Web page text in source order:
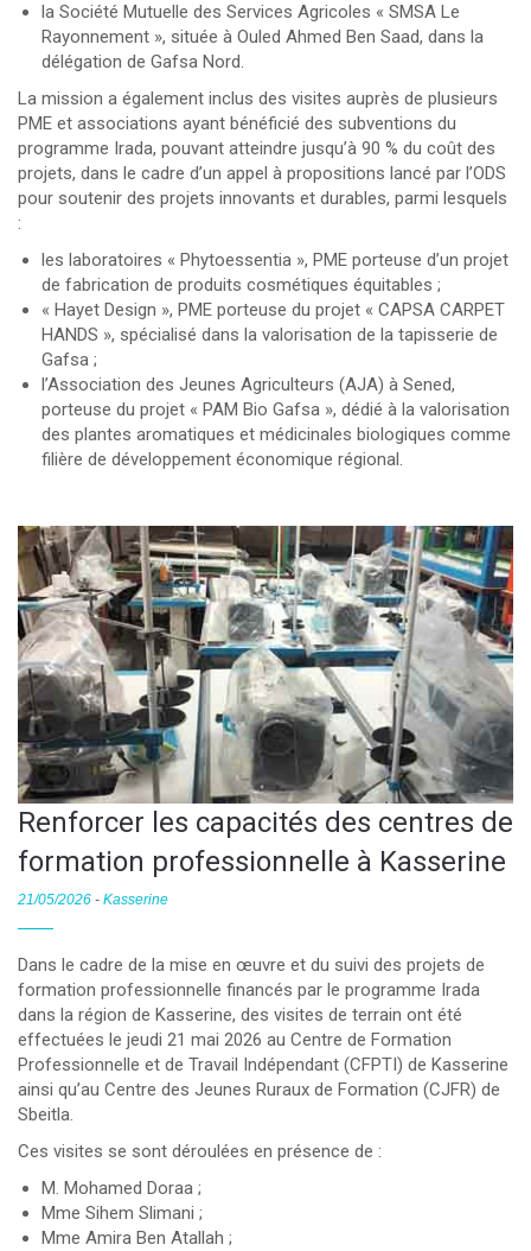
la Société Mutuelle des Services Agricoles « SMSA Le
Rayonnement », située à Ouled Ahmed Ben Saad, dans la
délégation de Gafsa Nord.
La mission a également inclus des visites auprès de plusieurs
PME et associations ayant bénéficié des subventions du
programme Irada, pouvant atteindre jusqu’à 90 % du coût des
projets, dans le cadre d’un appel à propositions lancé par l’ODS
pour soutenir des projets innovants et durables, parmi lesquels
:
les laboratoires « Phytoessentia », PME porteuse d’un projet
de fabrication de produits cosmétiques équitables ;
« Hayet Design », PME porteuse du projet « CAPSA CARPET
HANDS », spécialisé dans la valorisation de la tapisserie de
Gafsa ;
l’Association des Jeunes Agriculteurs (AJA) à Sened,
porteuse du projet « PAM Bio Gafsa », dédié à la valorisation
des plantes aromatiques et médicinales biologiques comme
filière de développement économique régional.
Renforcer les capacités des centres de
formation professionnelle à Kasserine
21/05/2026 - Kasserine
Dans le cadre de la mise en œuvre et du suivi des projets de
formation professionnelle financés par le programme Irada
dans la région de Kasserine, des visites de terrain ont été
effectuées le jeudi 21 mai 2026 au Centre de Formation
Professionnelle et de Travail Indépendant (CFPTI) de Kasserine
ainsi qu’au Centre des Jeunes Ruraux de Formation (CJFR) de
Sbeitla.
Ces visites se sont déroulées en présence de :
M. Mohamed Doraa ;
Mme Sihem Slimani ;
Mme Amira Ben Atallah ;